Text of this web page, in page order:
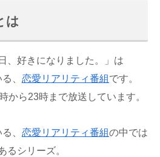
は
、好きになりました。」は
、 恋愛 リアリティ番組 です。
から23時まで放送しています。
、 恋愛 リアリティ番組の中では
るシリーズ。